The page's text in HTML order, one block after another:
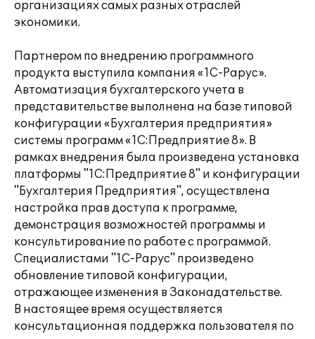
организациях самых разных отраслей
экономики.
Партнером по внедрению программного
продукта выступила компания «1С-Рарус».
Автоматизация бухгалтерского учета в
представительстве выполнена на базе типовой
конфигурации «Бухгалтерия предприятия»
системы программ «1С:Предприятие 8». В
рамках внедрения была произведена установка
платформы "1С:Предприятие 8" и конфигурации
"Бухгалтерия Предприятия", осуществлена
настройка прав доступа к программе,
демонстрация возможностей программы и
консультирование по работе с программой.
Специалистами "1С-Рарус" произведено
обновление типовой конфигурации,
отражающее изменения в Законадательстве.
В настоящее время осуществляется
консультационная поддержка пользователя по